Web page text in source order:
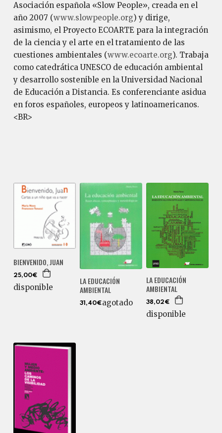
Asociación española «Slow People», creada en el
año 2007 (www.slowpeople.org) y dirige,
asimismo, el Proyecto ECOARTE para la integración
de la ciencia y el arte en el tratamiento de las
cuestiones ambientales (www.ecoarte.org). Trabaja
como catedrática UNESCO de educación ambiental
y desarrollo sostenible en la Universidad Nacional
de Educación a Distancia. Es conferenciante asidua
en foros españoles, europeos y latinoamericanos.
<BR>
BIENVENIDO, JUAN
25,00€
disponible
LA EDUCACIÓN
AMBIENTAL
31,40€agotado
LA EDUCACIÓN
AMBIENTAL
38,02€
disponible